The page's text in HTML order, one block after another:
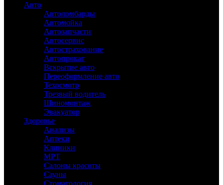
Авто
Автоломбарды
Автомойка
Автозапчасти
Автосервис
Автострахование
Автопрокат
Вскрытие авто
Переоформление авто
Техосмотр
Трезвый водитель
Шиномонтаж
Эвакуатор
Здоровье
Анализы
Аптеки
Клиники
МРТ
Салоны красоты
Сауны
Стоматология